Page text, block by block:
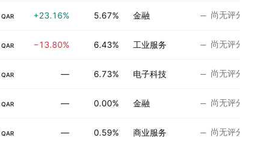
QAR +23.16% 5.67% 金融 尚无评分
QAR −13.80% 6.43% 工业服务 尚无评分
QAR — 6.73% 电子科技 尚无评分
QAR — 0.00% 金融 尚无评分
QAR — 0.59% 商业服务 尚无评分